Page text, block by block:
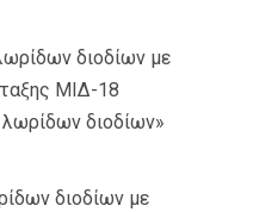
διοδίων με
ΜΙΔ-18
διοδίων»
διοδίων με